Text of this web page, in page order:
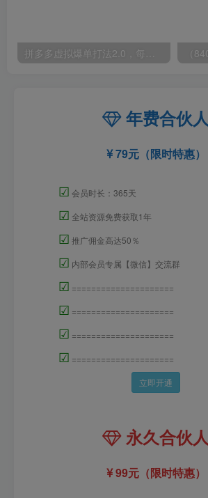
年费合伙人
79元（限时特惠）
☑ 会员时长：365天
☑ 全站资源免费获取1年
☑ 推广佣金高达50％
☑ 内部会员专属【微信】交流群
☑ =====================
☑ =====================
☑ =====================
☑ =====================
立即开通
永久合伙人
99元（限时特惠）